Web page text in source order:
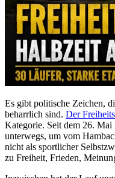
Es gibt politische Zeichen,
beharrlich sind. Der
Kategorie. Seit dem 26.
unterwegs, um vom
nicht als sportlicher
zu Freiheit, Frieden,